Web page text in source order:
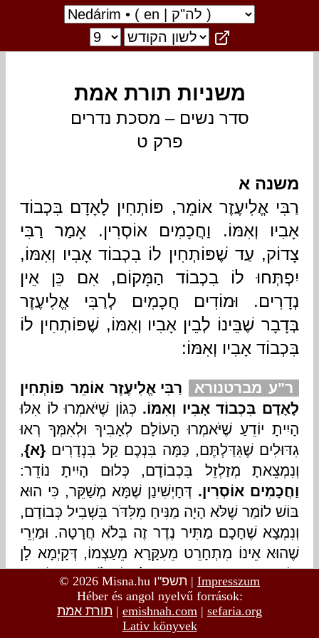
© 2026 Misna.hu תשפ"ו | Impresszum
Héber és angol nyelvű források:
תורת אמת | emishnah.com | sefaria.org
Lativ könyvek